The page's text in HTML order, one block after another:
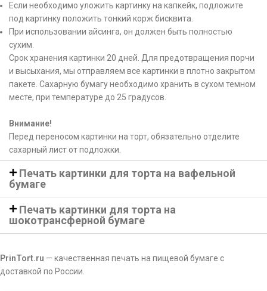
Если необходимо уложить картинку на капкейк, подложите
под картинку положить тонкий корж бисквита.
При использовании айсинга, он должен быть полностью
сухим.
Срок хранения картинки 20 дней. Для предотвращения порчи
и высыхания, мы отправляем все картинки в плотно закрытом
пакете. Сахарную бумагу необходимо хранить в сухом темном
месте, при температуре до 25 градусов.
Внимание!
Перед переносом картинки на торт, обязательно отделите
сахарный лист от подложки.
Печать картинки для торта на вафельной
бумаге
Печать картинки для торта на
шокотрансферной бумаге
PrinTort.ru — качественная печать на пищевой бумаге с
доставкой по России.